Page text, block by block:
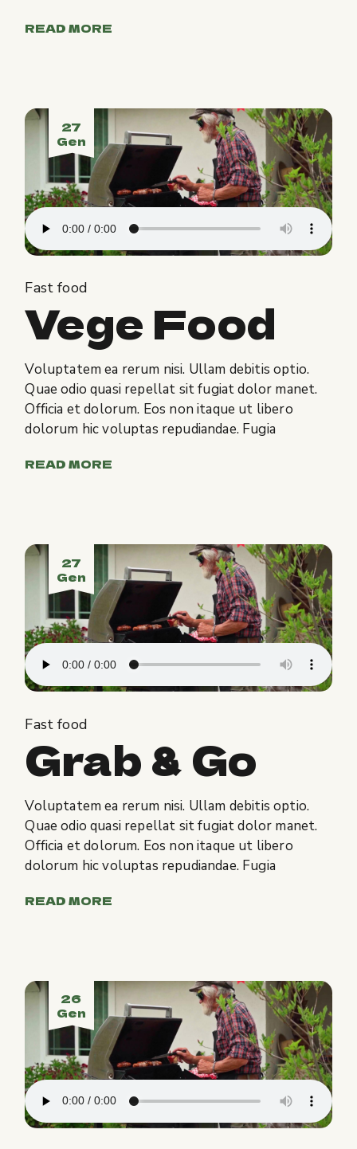
READ MORE
27
Gen
Fast food
Vege Food
Voluptatem ea rerum nisi. Ullam debitis optio.
Quae odio quasi repellat sit fugiat dolor manet.
Officia et dolorum. Eos non itaque ut libero
dolorum hic voluptas repudiandae. Fugia
READ MORE
27
Gen
Fast food
Grab & Go
Voluptatem ea rerum nisi. Ullam debitis optio.
Quae odio quasi repellat sit fugiat dolor manet.
Officia et dolorum. Eos non itaque ut libero
dolorum hic voluptas repudiandae. Fugia
READ MORE
26
Gen